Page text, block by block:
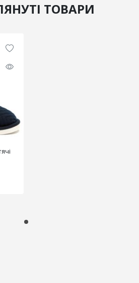
ТОВАРИ